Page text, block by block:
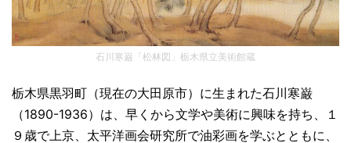
石川寒巌「松林図」栃木県立美術館蔵
栃木県黒羽町（現在の大田原市）に生まれた石川寒巌
（1890-1936）は、早くから文学や美術に興味を持ち、１
９歳で上京、太平洋画会研究所で油彩画を学ぶとともに、